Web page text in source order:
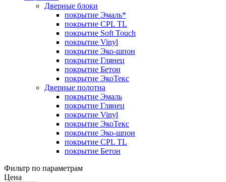
Дверные блоки
покрытие Эмаль*
покрытие CPL TL
покрытие Soft Touch
покрытие Vinyl
покрытие Эко-шпон
покрытие Глянец
покрытие Бетон
покрытие ЭкоТекс
Дверные полотна
покрытие Эмаль
покрытие Глянец
покрытие Vinyl
покрытие ЭкоТекс
покрытие Эко-шпон
покрытие CPL TL
покрытие Бетон
Фильтр по параметрам
Цена